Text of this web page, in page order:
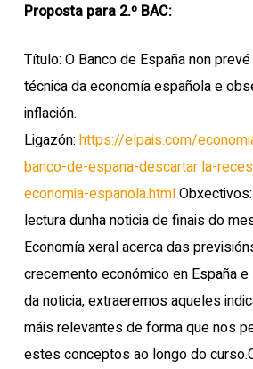
Proposta para 2.º BAC:
Título: O Banco de España non
técnica da economía española e
inflación.
Ligazón: https://elpais.com/
banco-de-espana-descartar la-
economia-espanola.html
lectura dunha noticia de finais do
Economía xeral acerca das
crecemento económico en España
da noticia, extraeremos aqueles
máis relevantes de forma que nos
estes conceptos ao longo do